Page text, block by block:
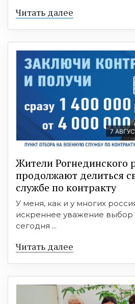
Читать далее
7
Жители Рогнединского
продолжают делиться
службе по контракту
У меня, как и у многих
искреннее уважение
сегодня ...
Читать далее